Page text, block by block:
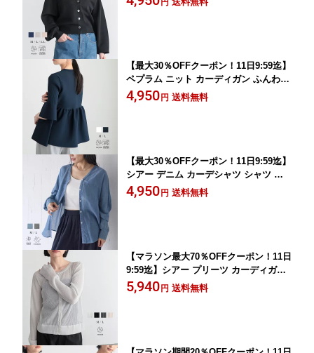
シアー 透け感 薄手 ふくらみ感 きらめ
円
【最大30％OFFクーポン！11日9:59迄】
ペプラム ニット カーディガン ふんわり
5分袖 羽織 トップス レディース クルー
ネック おしゃれ 洗濯機可 エコ ベーシ
4,950円 送料無料
【最大30％OFFクーポン！11日9:59迄】
シアー デニム カーデシャツ シャツ ブ
ラウス カーディガン 羽織 レディース
透け感 薄手 長袖 冷房対策 通気性 オー
4,950円 送料無料
【マラソン最大70％OFFクーポン！11日
9:59迄】シアー プリーツ カーディガン
長袖 ボタン 羽織 レディース トップス
透け感 立体感 ハリ感 冷房対策 すっき
5,940円 送料無料